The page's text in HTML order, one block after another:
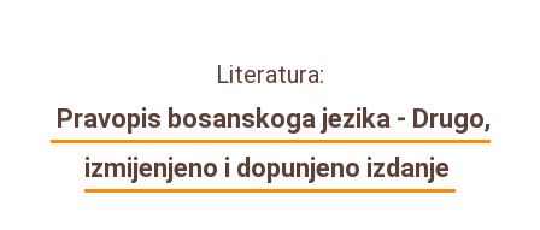
Literatura:
Pravopis bosanskoga jezika - Drugo,
izmijenjeno i dopunjeno izdanje